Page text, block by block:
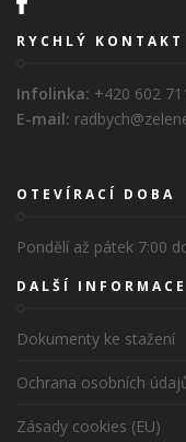
RYCHLÝ KONTAKT
Infolinka: +420 602
E-mail:
OTEVÍRACÍ DOBA
Pondělí až pátek 7:00
DALŠÍ INFORMACE
Dokumenty ke stažení
Ochrana osobních
Zásady cookies (EU)